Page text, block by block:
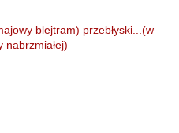
blejtram) przebłyski...(w
nabrzmiałej)